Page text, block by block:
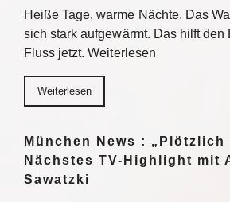
Heiße Tage, warme Nächte. Das
sich stark aufgewärmt. Das hilft den
Fluss jetzt. Weiterlesen
Weiterlesen
München News : „Plötzlich
Nächstes TV-Highlight mit
Sawatzki